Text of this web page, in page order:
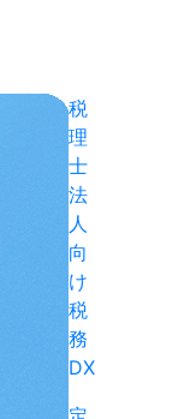
税
理
士
法
人
向
け
税
務
DX